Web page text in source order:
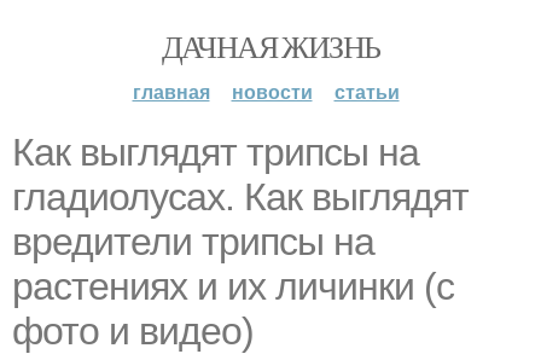
ДАЧНАЯ ЖИЗНЬ
главная новости статьи
Как выглядят трипсы на
гладиолусах. Как выглядят
вредители трипсы на
растениях и их личинки (с
фото и видео)